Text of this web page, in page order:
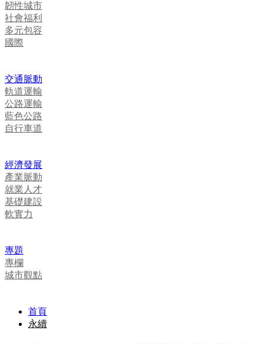
韌性城市
社會福利
多元包容
國際
交通脈動
軌道運輸
公路運輸
藍色公路
自行車道
經濟發展
產業脈動
就業人才
基礎建設
軟實力
專題
專欄
城市觀點
首頁
永續